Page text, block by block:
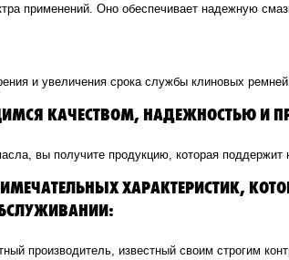
применений. Оно обеспечивает надежную
и увеличения срока службы клиновых
КАЧЕСТВОМ, НАДЕЖНОСТЬЮ И
вы получите продукцию, которая
ХАРАКТЕРИСТИК,
производитель, известный своим строгим